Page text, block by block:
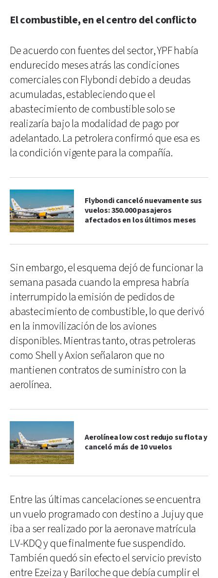
El combustible, en el centro del conflicto
De acuerdo con fuentes del sector, YPF había
endurecido meses atrás las condiciones
comerciales con Flybondi debido a deudas
acumuladas, estableciendo que el
abastecimiento de combustible solo se
realizaría bajo la modalidad de pago por
adelantado. La petrolera confirmó que esa es
la condición vigente para la compañía.
Flybondi canceló nuevamente sus
vuelos: 350.000 pasajeros
afectados en los últimos meses
Sin embargo, el esquema dejó de funcionar la
semana pasada cuando la empresa habría
interrumpido la emisión de pedidos de
abastecimiento de combustible, lo que derivó
en la inmovilización de los aviones
disponibles. Mientras tanto, otras petroleras
como Shell y Axion señalaron que no
mantienen contratos de suministro con la
aerolínea.
Aerolínea low cost redujo su flota y
canceló más de 10 vuelos
Entre las últimas cancelaciones se encuentra
un vuelo programado con destino a Jujuy que
iba a ser realizado por la aeronave matrícula
LV-KDQ y que finalmente fue suspendido.
También quedó sin efecto el servicio previsto
entre Ezeiza y Bariloche que debía cumplir el